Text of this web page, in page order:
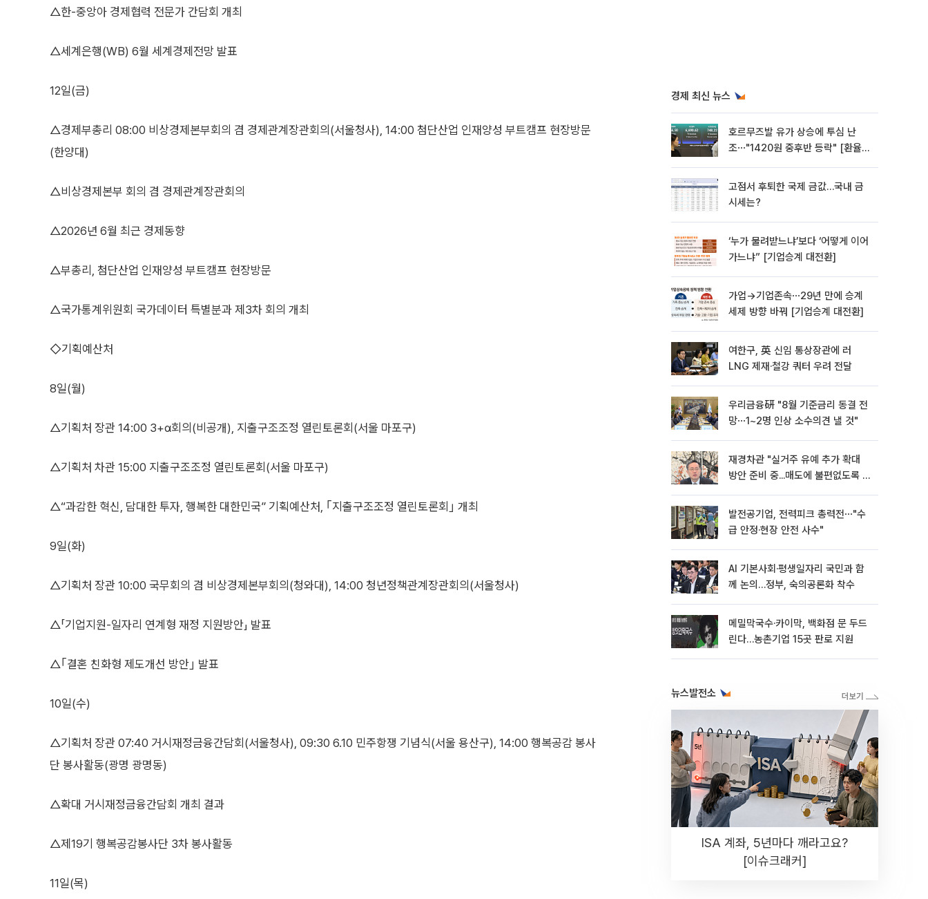
△한-중앙아 경제협력 전문가 간담회 개최
△세계은행(WB) 6월 세계경제전망 발표
12일(금)
△경제부총리 08:00 비상경제본부회의 겸 경제관계장관회의(서울청사), 14:00 첨단산업 인재양성 부트캠프 현장방문
(한양대)
△비상경제본부 회의 겸 경제관계장관회의
△2026년 6월 최근 경제동향
△부총리, 첨단산업 인재양성 부트캠프 현장방문
△국가통계위원회 국가데이터 특별분과 제3차 회의 개최
◇기획예산처
8일(월)
△기획처 장관 14:00 3+α회의(비공개), 지출구조조정 열린토론회(서울 마포구)
△기획처 차관 15:00 지출구조조정 열린토론회(서울 마포구)
△“과감한 혁신, 담대한 투자, 행복한 대한민국” 기획예산처, ｢지출구조조정 열린토론회｣ 개최
9일(화)
△기획처 장관 10:00 국무회의 겸 비상경제본부회의(청와대), 14:00 청년정책관계장관회의(서울청사)
△「기업지원-일자리 연계형 재정 지원방안」 발표
△｢결혼 친화형 제도개선 방안｣ 발표
10일(수)
△기획처 장관 07:40 거시재정금융간담회(서울청사), 09:30 6.10 민주항쟁 기념식(서울 용산구), 14:00 행복공감 봉사
단 봉사활동(광명 광명동)
△확대 거시재정금융간담회 개최 결과
△제19기 행복공감봉사단 3차 봉사활동
11일(목)
경제 최신 뉴스
호르무즈발 유가 상승에 투심 난
조⋯"1420원 중후반 등락" [환율전
고점서 후퇴한 국제 금값…국내 금
시세는?
‘누가 물려받느냐’보다 ‘어떻게 이어
가느냐” [기업승계 대전환]
가업→기업존속⋯29년 만에 승계
세제 방향 바꿔 [기업승계 대전환]
여한구, 英 신임 통상장관에 러
LNG 제재·철강 쿼터 우려 전달
우리금융硏 "8월 기준금리 동결 전
망⋯1~2명 인상 소수의견 낼 것"
재경차관 "실거주 유예 추가 확대
방안 준비 중...매도에 불편없도록 노
발전공기업, 전력피크 총력전⋯"수
급 안정·현장 안전 사수"
AI 기본사회·평생일자리 국민과 함
께 논의…정부, 숙의공론화 착수
메밀막국수·카이막, 백화점 문 두드
린다…농촌기업 15곳 판로 지원
뉴스발전소
ISA 계좌, 5년마다 깨라고요?
[이슈크래커]